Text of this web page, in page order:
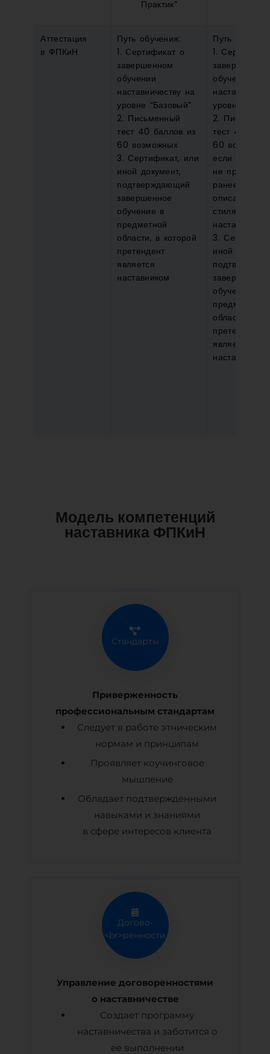
Практик”
Аттестация
в ФПКиН
Путь обучения:
1. Сертификат о
завершенном
обучении
наставничеству на
уровне “Базовый”
2. Письменный
тест 40 баллов из
60 возможных
3. Сертификат, или
иной документ,
подтверждающий
завершенное
обучение в
предметной
области, в которой
претендент
является
наставником
Путь
1.
завершенном
обучении
уровне
2.
тест 40
60
если
не проходил
ранее Эссе с
описанием
стиля в
3.
иной
завершенное
обучение в
предметной
области, в
претендент
является
наставником
Модель компетенций
наставника ФПКиН
Стандарты
Приверженность
профессиональным стандартам
Следует в работе этническим
нормам и принципам
Проявляет коучинговое
мышление
Обладает подтвержденными
навыками и знаниями
в сфере интересов клиента
Догово-
<br>ренности
Управление договоренностями
о наставничестве
Создает программу
наставничества и заботится о
ее выполнении